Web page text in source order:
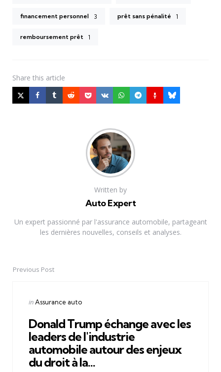
financement personnel 3 prêt sans pénalité 1
remboursement prêt 1
Share this article
Written by
Auto Expert
Un expert passionné par l'assurance automobile, partageant
les dernières nouvelles, conseils et analyses.
PostPrevious Post
Posted
inAssurance auto
Donald Trump échange avec les
leaders de l'industrie
automobile autour des enjeux
du droit à la...